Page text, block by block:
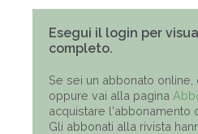
Esegui il login per
completo.
Se sei un abbonato online,
oppure vai alla pagina
acquistare l'abbonamento
Gli abbonati alla rivista